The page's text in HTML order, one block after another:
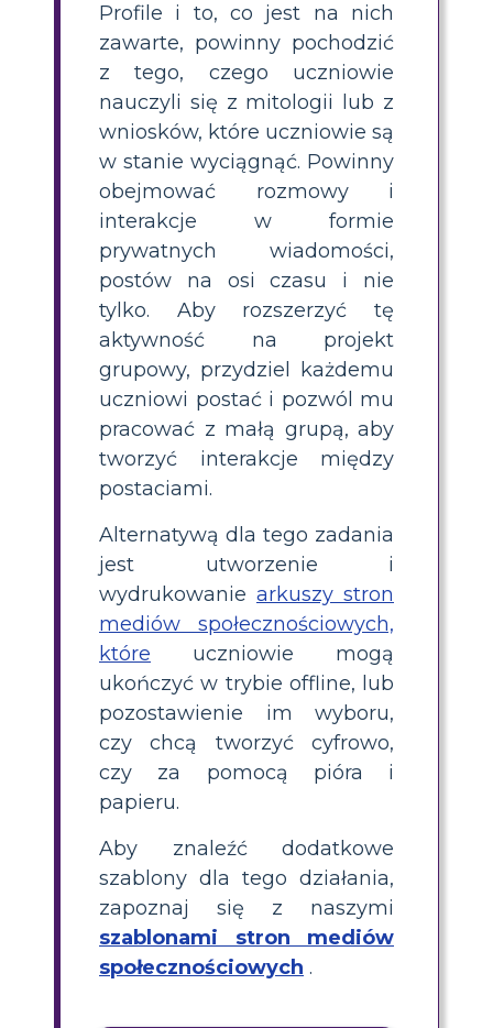
Profile i to, co jest na nich
zawarte, powinny pochodzić
z tego, czego uczniowie
nauczyli się z mitologii lub z
wniosków, które uczniowie są
w stanie wyciągnąć. Powinny
obejmować rozmowy i
interakcje w formie
prywatnych wiadomości,
postów na osi czasu i nie
tylko. Aby rozszerzyć tę
aktywność na projekt
grupowy, przydziel każdemu
uczniowi postać i pozwól mu
pracować z małą grupą, aby
tworzyć interakcje między
postaciami.
Alternatywą dla tego zadania
jest utworzenie i
wydrukowanie arkuszy stron
mediów społecznościowych,
które uczniowie mogą
ukończyć w trybie offline, lub
pozostawienie im wyboru,
czy chcą tworzyć cyfrowo,
czy za pomocą pióra i
papieru.
Aby znaleźć dodatkowe
szablony dla tego działania,
zapoznaj się z naszymi
szablonami stron mediów
społecznościowych .